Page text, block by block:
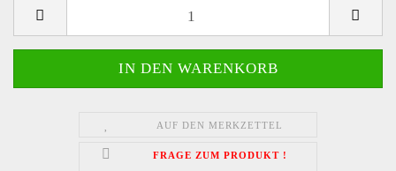
AUF DEN MERKZETTEL
FRAGE ZUM PRODUKT !